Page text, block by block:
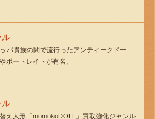
ル
パ貴族の間で流行ったアンティークドー
ポートレイトが有名。
ル
え人形「momokoDOLL」買取強化ジャンル